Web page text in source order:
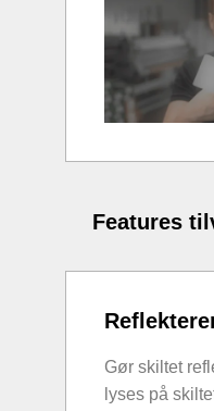
Features
Gør skiltet
lyses på